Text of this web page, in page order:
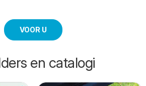
VOOR U
en catalogi